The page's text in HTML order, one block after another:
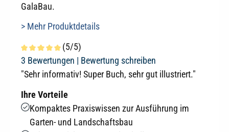
GalaBau.
> Mehr Produktdetails
Durchschnittliche Bewertung von 5 von 5 Sternen
(5/5)
3 Bewertungen | Bewertung schreiben
"Sehr informativ! Super Buch, sehr gut illustriert."
Ihre Vorteile
Kompaktes Praxiswissen zur Ausführung im
Garten- und Landschaftsbau